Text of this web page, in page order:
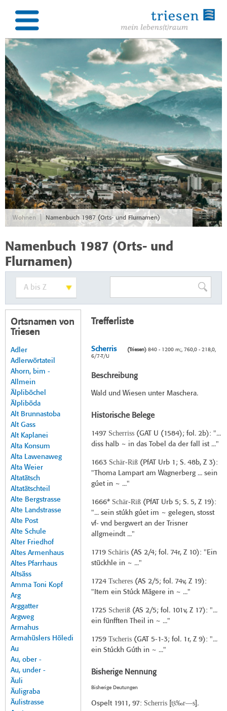
Wohnen Namenbuch 1987 (Orts- und Flurnamen)
Namenbuch 1987 (Orts- und
Flurnamen)
Ortsnamen von
Triesen
Adler
Adlerwörtateil
Ahorn, bim -
Allmein
Älpliböchel
Älpliböda
Alt Brunnastoba
Alt Gass
Alt Kaplanei
Alta Konsum
Alta Lawenaweg
Alta Weier
Altatätsch
Altatätschteil
Alte Bergstrasse
Alte Landstrasse
Alte Post
Alte Schule
Alter Friedhof
Altes Armenhaus
Altes Pfarrhaus
Altsäss
Amma Toni Kopf
Arg
Arggatter
Argweg
Armahus
Armahüslers Höledi
Au
Au, ober -
Au, under -
Äuli
Äuligraba
Äulistrasse
Trefferliste
Scherris (Triesen)840 - 1200 m;, 760,0 - 218,0,
6/7-T/U
Beschreibung
Wald und Wiesen unter Maschera.
Historische Belege
1497 Scherriss(GAT U (1584); fol. 2b): "...
diss halb ~ in das Tobel da der fall ist ..."
1663 Schär-Riß( PfAT Urb 1 ; S. 48b, Z 3):
"Thoma Lampart am Wagnerberg ... sein
gúet in ~ ..."
1666* Schär-Riß( PfAT Urb 5; S. 5, Z 19):
"... sein stúkh gúet im ~ gelegen, stosst
vf- vnd bergwert an der Trisner
allgmeindt ..."
1719 Schäris(AS 2/4; fol. 74r, Z 10): "Ein
stückhle in ~ ..."
1724 Tscheres(AS 2/5; fol. 74v, Z 19):
"Item ein Stúck Mägere in ~ ..."
1725 Scheriß(AS 2/5; fol. 101v, Z 17): "...
ein fünfften Theil in ~ ..."
1759 Tscheris(GAT 5-1-3; fol. 1r, Z 9): "...
ein Stúckh Gúth in ~ ..."
Bisherige Nennung
Bisherige Deutungen
Ospelt 1911 , 97: Scherris[ t̜s̀‰r—s].